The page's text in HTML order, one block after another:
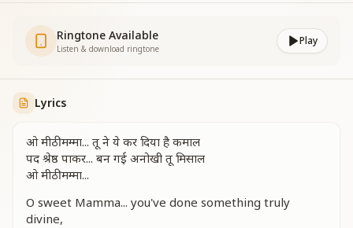
Ringtone Available
Listen & download ringtone
Play
Lyrics
ओ मीठी मम्मा... तू ने ये कर दिया है कमाल
पद श्रेष्ठ पाकर... बन गई अनोखी तू मिसाल
ओ मीठी मम्मा...
O sweet Mamma... you've done something truly
divine,